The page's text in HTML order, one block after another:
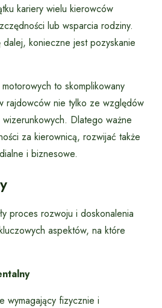
kariery wielu kierowców
lub wsparcia rodziny.
dalej, konieczne jest pozyskanie
to skomplikowany
rajdowców nie tylko ze względów
Dlatego ważne
za kierownicą, rozwijać także
i biznesowe.
proces rozwoju i doskonalenia
aspektów, na które
wymagający fizycznie i